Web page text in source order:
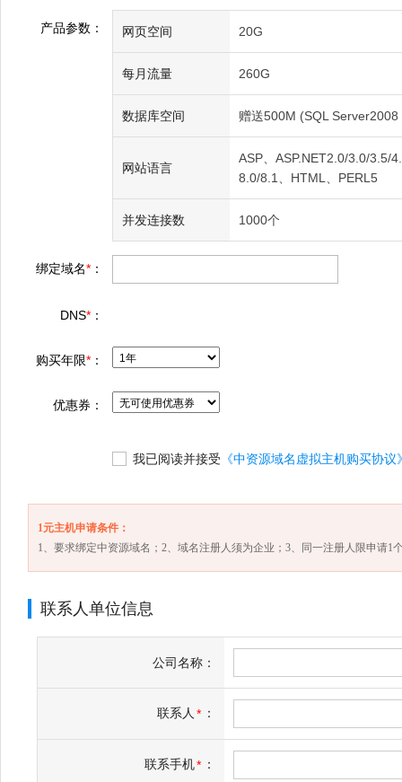
产品参数： 网页空间 20G
每月流量 260G
数据库空间 赠送500M (SQL
网站语言
ASP、ASP.NET2.0/3.0/3.5/
8.0/8.1、HTML、PERL5
并发连接数 1000个
绑定域名* ：
DNS* ：
购买年限* ：
优惠券：
我已阅读并接受 《中资源域名虚拟主机购买协议
1元主机申请条件：
1、要求绑定中资源域名；2、域名注册人须为企业；3、同一注册人限申请1
联系人单位信息
公司名称：
联系人 * ：
联系手机* ：